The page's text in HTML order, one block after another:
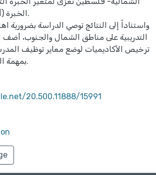
واستناداً إلى النتائج توصي الدراسة بضرورية
التدريبية على مناطق الشمال والجنوب،
ترخيص الأكاديميات لوضع معاير توظيف
بمهمة التدريب بشكل مثالي.
20.500.11888/15991